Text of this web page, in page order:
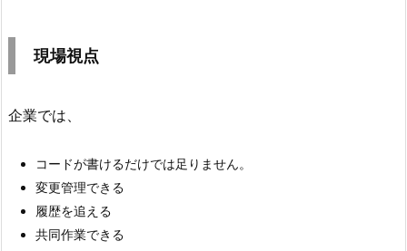
現場視点
企業では、
コードが書けるだけでは足りません。
変更管理できる
履歴を追える
共同作業できる